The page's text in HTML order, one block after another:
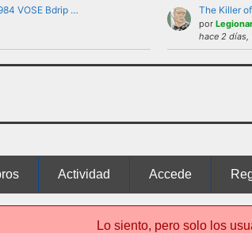
que altere el buen
o las normas de uso del foro será
funcionamiento de este foro
VOSE Bdrip … The Killer
por
hace 2 días,
Actividad Accede
Lo siento, pero solo los